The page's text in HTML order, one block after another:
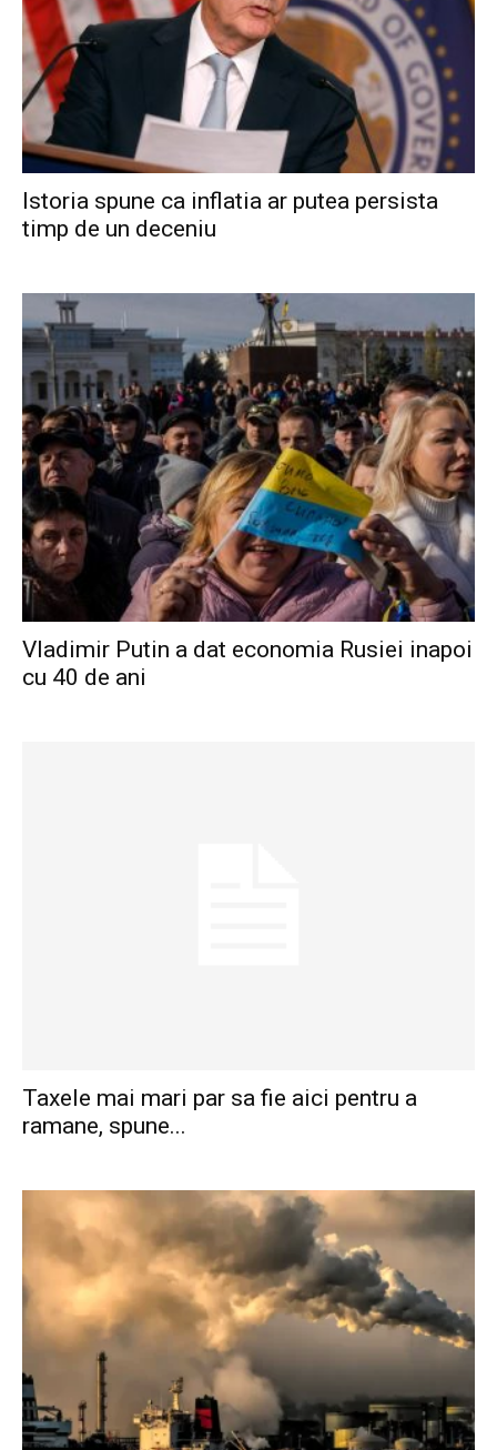
Istoria spune ca inflatia ar putea persista
timp de un deceniu
Vladimir Putin a dat economia Rusiei inapoi
cu 40 de ani
Taxele mai mari par sa fie aici pentru a
ramane, spune...